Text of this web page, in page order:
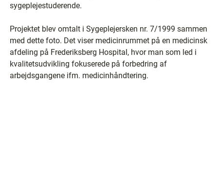
sygeplejestuderende.
Projektet blev omtalt i Sygeplejersken nr. 7/1999 sammen
med dette foto. Det viser medicinrummet på en medicinsk
afdeling på Frederiksberg Hospital, hvor man som led i
kvalitetsudvikling fokuserede på forbedring af
arbejdsgangene ifm. medicinhåndtering.